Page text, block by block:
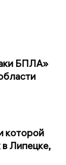
БПЛА»
которой
Липецке,